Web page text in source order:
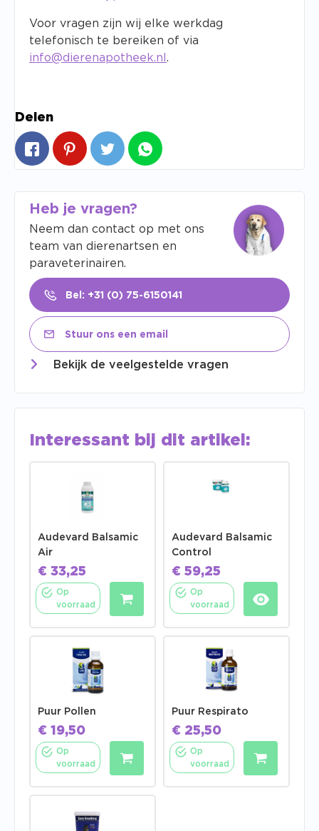
Voor vragen zijn wij elke werkdag
telefonisch te bereiken of via
info@dierenapotheek.nl .
Delen
Heb je vragen?
Neem dan contact op met ons
team van dierenartsen en
paraveterinairen.
Bel: +31 (0) 75-6150141
Stuur ons een email
Bekijk de veelgestelde vragen
Interessant bij dit artikel:
Audevard Balsamic
Air
€ 33,25
Op
voorraad
Audevard Balsamic
Control
€ 59,25
Op
voorraad
Puur Pollen
€ 19,50
Op
voorraad
Puur Respirato
€ 25,50
Op
voorraad